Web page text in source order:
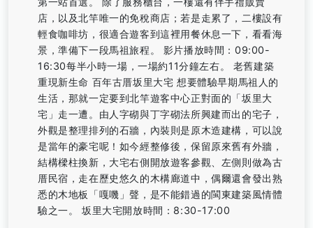
店，以及北竿唯一的免稅商店；若是走累了，二樓設有
輕食咖啡坊，很適合遊客到這裡用餐休息一下，看看海
景，準備下一段馬祖旅程。 影片播放時間：09:00-
16:30每半小時一場，一場約11分鐘左右。 老舊建築
重現新生命 百年古厝坂里大宅 想要體驗早期馬祖人的
生活，那就一定要到北竿遊客中心正對面的「坂里大
宅」走一遭。由人字砌與丁字砌法所興建而出的宅子，
外觀是整理排列的石牆，內裝則是原木造建構，可以說
是當年的豪宅呢！如今經整修後，保留原來舊有外牆，
結構樑柱換新，大宅右側開放遊客參觀、左側則做為古
厝民宿，走在歷史悠久的木構廊道中，偶爾還會發出熟
悉的木地板「嘎嘰」聲，是不能錯過的閩東建築風情體
驗之一。 坂里大宅開放時間：8:30-17:00